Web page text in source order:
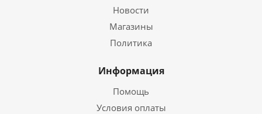
Новости
Магазины
Политика
Информация
Помощь
Условия оплаты